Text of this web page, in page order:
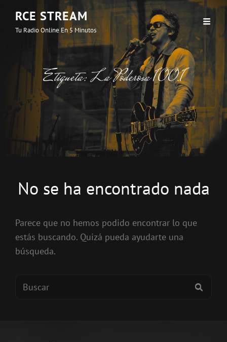
RCE STREAM
Tu Radio Online En 5 Minutos
Etiqueta:La Poderosa 100.1
No se ha encontrado nada
Parece que no hemos podido encontrar lo que
estás buscando. Quizá pueda ayudarte una
búsqueda.